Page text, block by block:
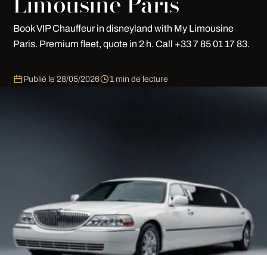
Book VIP Chauffeur in disneyland with My Limousine
Paris. Premium fleet, quote in 2 h. Call +33 7 85 01 17 83.
Publié le 28/05/2026 1 min de lecture